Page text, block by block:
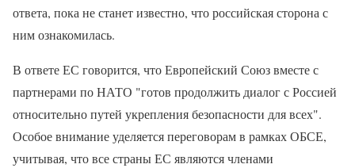
ответа, пока не станет известно, что российская сторона с
ним ознакомилась.
В ответе ЕС говорится, что Европейский Союз вместе с
партнерами по НАТО "готов продолжить диалог с Россией
относительно путей укрепления безопасности для всех".
Особое внимание уделяется переговорам в рамках ОБСЕ,
учитывая, что все страны ЕС являются членами